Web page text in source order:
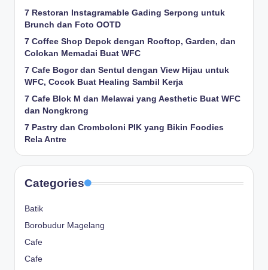
7 Restoran Instagramable Gading Serpong untuk
Brunch dan Foto OOTD
7 Coffee Shop Depok dengan Rooftop, Garden, dan
Colokan Memadai Buat WFC
7 Cafe Bogor dan Sentul dengan View Hijau untuk
WFC, Cocok Buat Healing Sambil Kerja
7 Cafe Blok M dan Melawai yang Aesthetic Buat WFC
dan Nongkrong
7 Pastry dan Cromboloni PIK yang Bikin Foodies
Rela Antre
Categories
Batik
Borobudur Magelang
Cafe
Cafe